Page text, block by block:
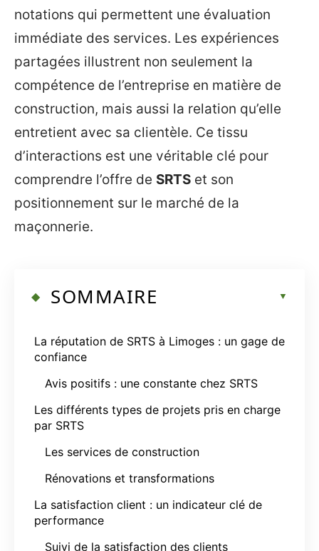
notations qui permettent une évaluation
immédiate des services. Les expériences
partagées illustrent non seulement la
compétence de l’entreprise en matière de
construction, mais aussi la relation qu’elle
entretient avec sa clientèle. Ce tissu
d’interactions est une véritable clé pour
comprendre l’offre de SRTS et son
positionnement sur le marché de la
maçonnerie.
SOMMAIRE
La réputation de SRTS à Limoges : un gage de
confiance
Avis positifs : une constante chez SRTS
Les différents types de projets pris en charge
par SRTS
Les services de construction
Rénovations et transformations
La satisfaction client : un indicateur clé de
performance
Suivi de la satisfaction des clients